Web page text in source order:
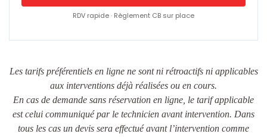
RDV rapide · Règlement CB sur place
Les tarifs préférentiels en ligne ne sont ni rétroactifs ni applicables
aux interventions déjà réalisées ou en cours.
En cas de demande sans réservation en ligne, le tarif applicable
est celui communiqué par le technicien avant intervention. Dans
tous les cas un devis sera effectué avant l’intervention comme